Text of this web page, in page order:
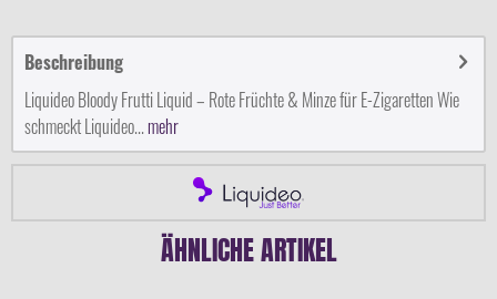
Beschreibung
Liquideo Bloody Frutti Liquid – Rote Früchte & Minze für E-Zigaretten Wie
schmeckt Liquideo...mehr
ÄHNLICHE ARTIKEL